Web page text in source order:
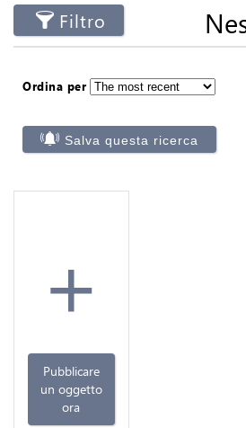
Filtro
Ordina per
Salva questa ricerca
+
Pubblicare
un oggetto
ora